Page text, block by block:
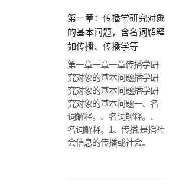
第一章：传播学研究对象
的基本问题，含名词解释
如传播、传播学等
第一章一章一章传播学研
究对象的基本问题播学研
究对象的基本问题播学研
究对象的基本问题一、名
词解释。、名词解释。、
名词解释。1、传播,是指社
会信息的传播或社会..